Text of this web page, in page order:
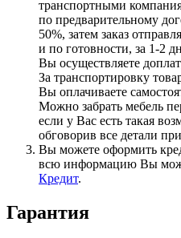
транспортными
по предварительному
50%, затем заказ
и по готовности, за 1-2
Вы осуществляете
За транспортировку
Вы оплачиваете
Можно забрать мебель
если у Вас есть такая
обговорив все детали при
Вы можете оформить
всю информацию Вы
Кредит.
Гарантия